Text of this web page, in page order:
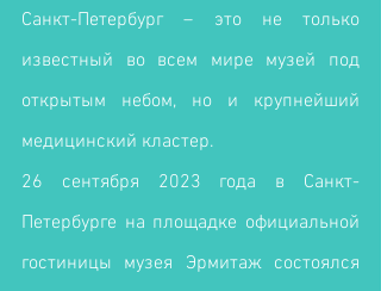
Санкт-Петербург – это не только
известный во всем мире музей под
открытым небом, но и крупнейший
медицинский кластер.
26 сентября 2023 года в Санкт-
Петербурге на площадке официальной
гостиницы музея Эрмитаж состоялся